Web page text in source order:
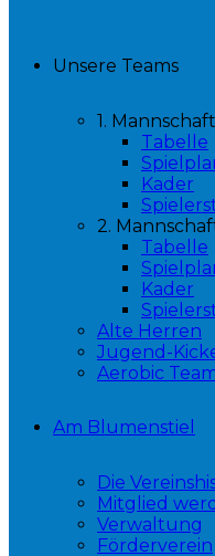
Unsere Teams
1. Mannschaft
Tabelle
Kader
2.
Tabelle
Kader
Alte Herren
Jugend-
Aerobic
Am Blumenstiel
Die
Mitglied
Verwaltung
Förderverein